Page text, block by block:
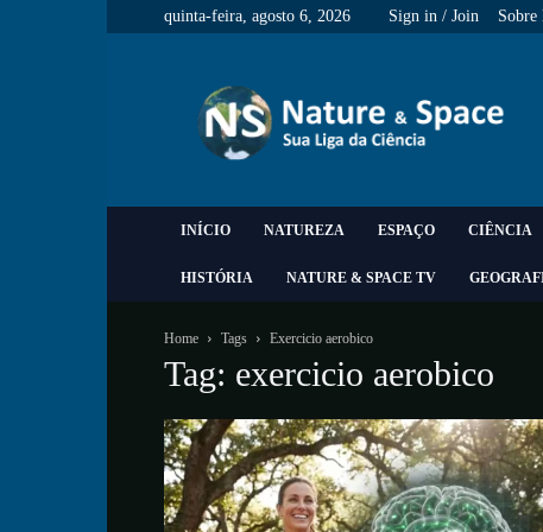
quinta-feira, agosto 6, 2026 Sign in / Join Sobre
&
Space
INÍCIO NATUREZA ESPAÇO CIÊNCIA
HISTÓRIA NATURE & SPACE TV
Home Tags Exercicio aerobico
Tag: exercicio aerobico